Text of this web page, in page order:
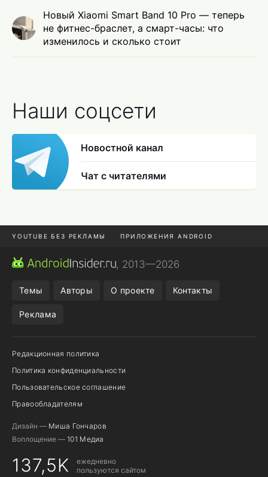
Новый Xiaomi Smart Band 10 Pro — теперь
не фитнес-браслет, а смарт-часы: что
изменилось и сколько стоит
Наши соцсети
Новостной канал
Чат с читателями
YOUTUBE БЕЗ РЕКЛАМЫ ПРИЛОЖЕНИЯ ANDROID
МЕССЕНДЖЕРЫ ONE UI 8.5
, 2013—2026
Темы Авторы О проекте Контакты
Реклама
Редакционная политика
Политика конфиденциальности
Пользовательское соглашение
Правообладателям
Дизайн — Миша Гончаров
Воплощение — 101 Медиа
137,5K
ежедневно
пользуются сайтом